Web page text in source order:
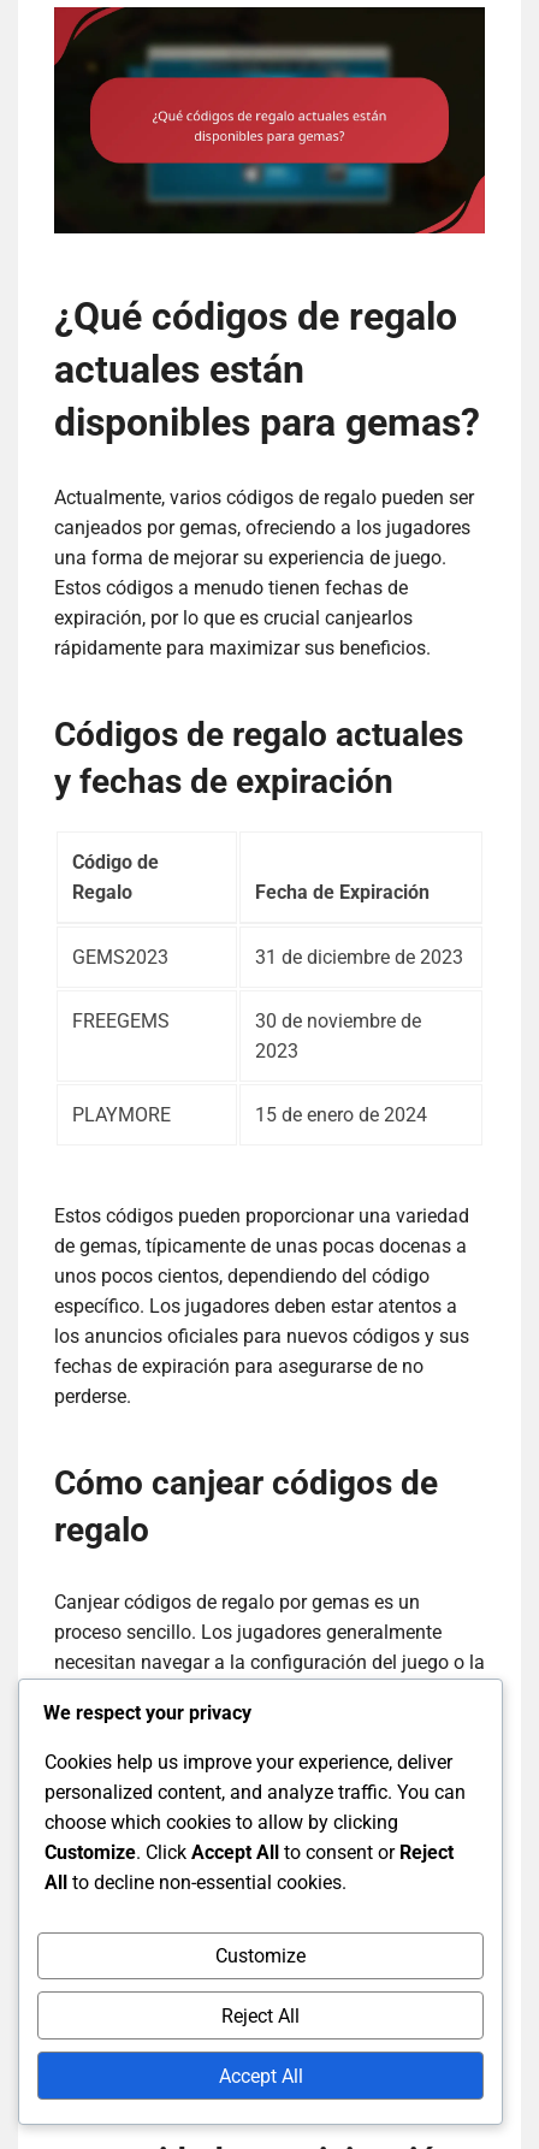
¿Qué códigos de regalo
actuales están
disponibles para gemas?
Actualmente, varios códigos de regalo pueden ser
canjeados por gemas, ofreciendo a los jugadores
una forma de mejorar su experiencia de juego.
Estos códigos a menudo tienen fechas de
expiración, por lo que es crucial canjearlos
rápidamente para maximizar sus beneficios.
Códigos de regalo actuales
y fechas de expiración
Código de
Regalo
Fecha de Expiración
GEMS2023 31 de diciembre de 2023
FREEGEMS
30 de noviembre de
2023
PLAYMORE 15 de enero de 2024
Estos códigos pueden proporcionar una variedad
de gemas, típicamente de unas pocas docenas a
unos pocos cientos, dependiendo del código
específico. Los jugadores deben estar atentos a
los anuncios oficiales para nuevos códigos y sus
fechas de expiración para asegurarse de no
perderse.
Cómo canjear códigos de
regalo
Canjear códigos de regalo por gemas es un
proceso sencillo. Los jugadores generalmente
necesitan navegar a la configuración del juego o la
opción para ingresar el código. Después de
introducir el código, los jugadores deben confirmar
el canje para recibir sus gemas.
Es esencial verificar el código para asegurar su
precisión, ya que incluso un pequeño error
jugadores también deben asegurarse de estar
usando la versión correcta del juego, ya que
algunos códigos pueden ser específicos de la
Comentarios de la
We respect your privacy
Cookies help us improve your experience, deliver
personalized content, and analyze traffic. You can
choose which cookies to allow by clicking
Customize. Click Accept All to consent or Reject
All to decline non-essential cookies.
Customize
Reject All
Accept All